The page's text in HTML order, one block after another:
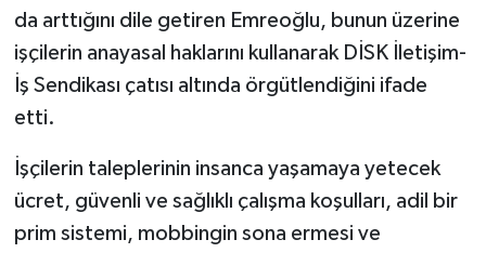
da arttığını dile getiren Emreoğlu, bunun üzerine
işçilerin anayasal haklarını kullanarak DİSK İletişim-
İş Sendikası çatısı altında örgütlendiğini ifade
etti.
İşçilerin taleplerinin insanca yaşamaya yetecek
ücret, güvenli ve sağlıklı çalışma koşulları, adil bir
prim sistemi, mobbingin sona ermesi ve